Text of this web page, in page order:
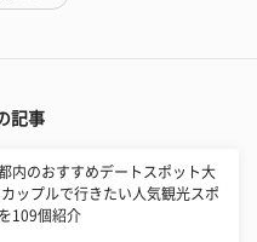
記事
内のおすすめデートスポット大
ップルで行きたい人気観光スポ
109個紹介